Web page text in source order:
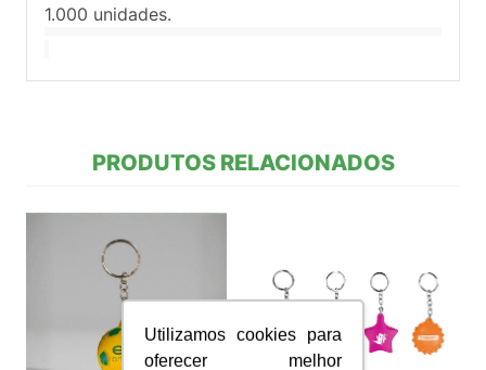
Utilizamos cookies para
oferecer melhor
1.000 unidades.
PRODUTOS RELACIONADOS